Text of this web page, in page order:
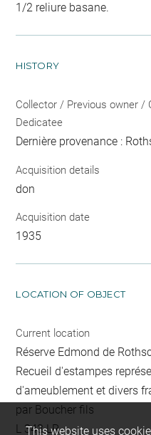
1/2 reliure basane.
HISTORY
Collector / Previous owner
Dedicatee
Dernière provenance :
Acquisition details
don
Acquisition date
1935
LOCATION OF OBJECT
Current location
Réserve Edmond de
Recueil d'estampes
d'ameublement et divers
par Boucher fils
L 343 LR
This website uses